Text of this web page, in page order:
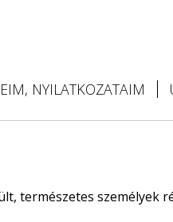
NYILATKOZATAIM
természetes